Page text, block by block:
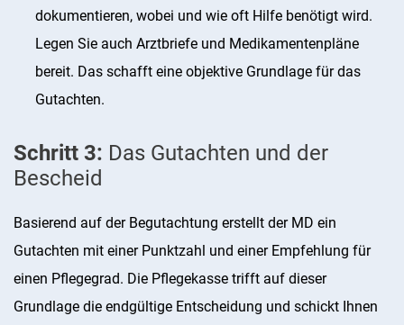
dokumentieren, wobei und wie oft Hilfe benötigt wird.
Legen Sie auch Arztbriefe und Medikamentenpläne
bereit. Das schafft eine objektive Grundlage für das
Gutachten.
Schritt 3: Das Gutachten und der
Bescheid
Basierend auf der Begutachtung erstellt der MD ein
Gutachten mit einer Punktzahl und einer Empfehlung für
einen Pflegegrad. Die Pflegekasse trifft auf dieser
Grundlage die endgültige Entscheidung und schickt Ihnen